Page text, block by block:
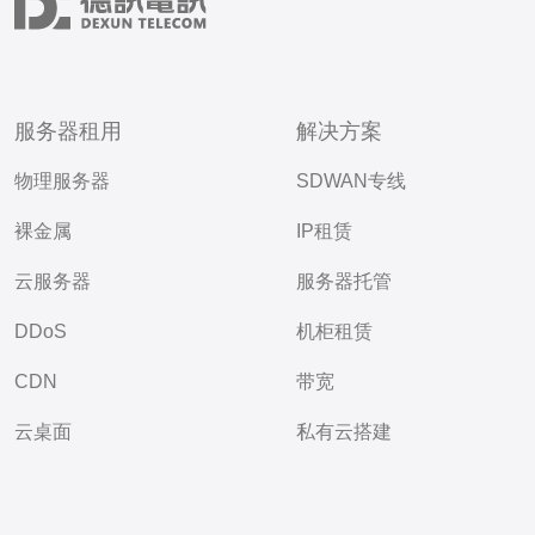
服务器租用
物理服务器
裸金属
云服务器
DDoS
CDN
云桌面
解决方案
SDWAN专线
IP租赁
服务器托管
机柜租赁
带宽
私有云搭建